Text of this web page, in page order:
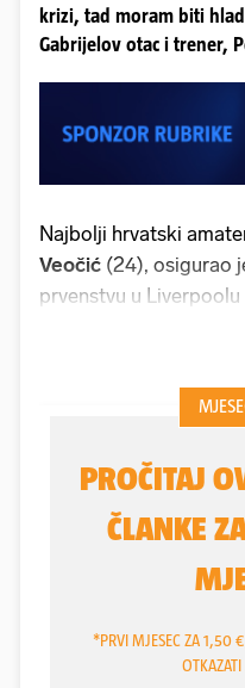
krizi, tad moram biti
Gabrijelov otac i trener,
Najbolji hrvatski
Veočić (24), osigurao
prvenstvu u
godinama prati otac i